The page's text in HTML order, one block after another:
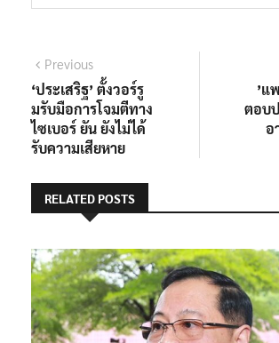
แนะแนว
เรื่อง
PreviousPrevious
post:
‘ประเสริฐ’ ตั้งวอร์รู
มรับมือการโจมตีทาง
ไซเบอร์ ยัน ยังไม่ได้
รับความเสียหาย
’แ
ตอบ
อ
RELATED POSTS